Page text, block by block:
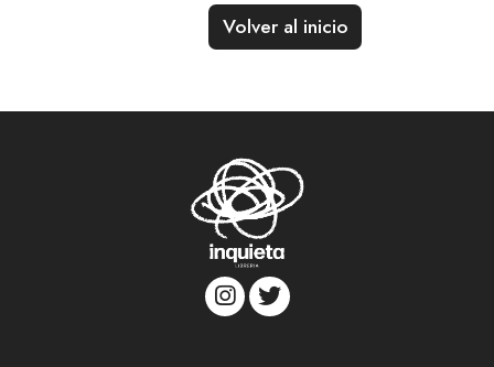
Volver al inicio